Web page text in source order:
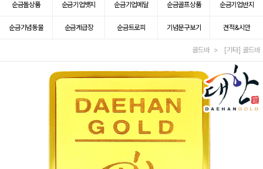
순금돌상품 순금기업뱃지 순금기업메달 순금골프상품 순금기업반지
순금기념동물 순금계급장 순금트로피 기념문구보기 견적&시안
골드바 [기타] 골드바